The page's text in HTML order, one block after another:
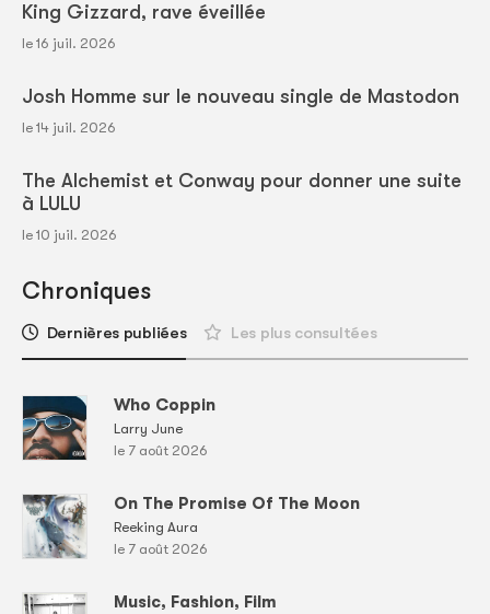
King Gizzard, rave éveillée
le 16 juil. 2026
Josh Homme sur le nouveau single de Mastodon
le 14 juil. 2026
The Alchemist et Conway pour donner une suite
à LULU
le 10 juil. 2026
Chroniques
Dernières publiées Les plus consultées
Who Coppin
Larry June
le 7 août 2026
On The Promise Of The Moon
Reeking Aura
le 7 août 2026
Music, Fashion, Film